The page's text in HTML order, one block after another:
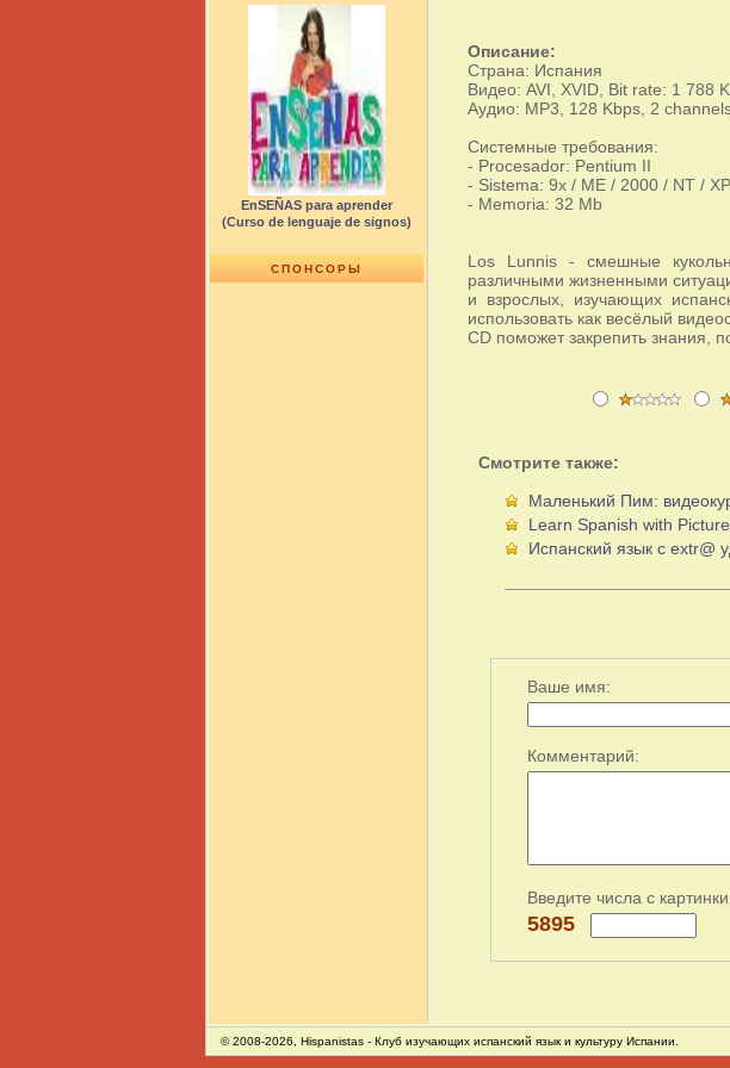
EnSEÑAS para aprender
(Curso de lenguaje de signos)
СПОНСОРЫ
Описание:
Страна: Испания
Видео: AVI, XVID, Bit rate: 1 788
Аудио: MP3, 128 Kbps, 2
Системные требования:
- Procesador: Pentium II
- Sistema: 9x / ME / 2000 / NT /
- Memoria: 32 Mb
Los Lunnis - смешные
различными жизненными
и взрослых, изучающих
использовать как весёлый
CD поможет закрепить знания,
Смотрите также:
Маленький Пим:
Learn Spanish with
Испанский язык с extr@
Ваше имя:
Комментарий:
Введите числа с
5895
© 2008-2026, Hispanistas - Клуб изучающих испанский язык и культуру Испании.